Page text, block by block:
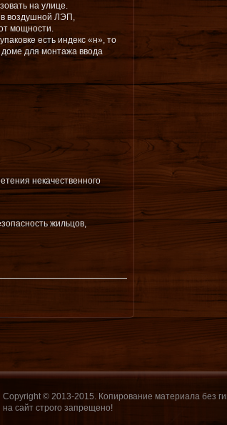
на улице.
в воздушной ЛЭП,
мощности.
есть индекс «н», то
доме для монтажа ввода
некачественного
жильцов,
Copyright © 2013-2015. Копирование материала без
на сайт строго запрещено!